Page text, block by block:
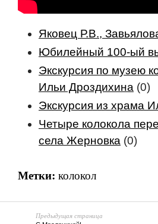
Яковец Р.В.,
Юбилейный 100-ый
Экскурсия по музею
Ильи Дроздихина (0)
Экскурсия из храма
Четыре колокола
села Жерновка (0)
Метки: колокол
Предыдущая страница